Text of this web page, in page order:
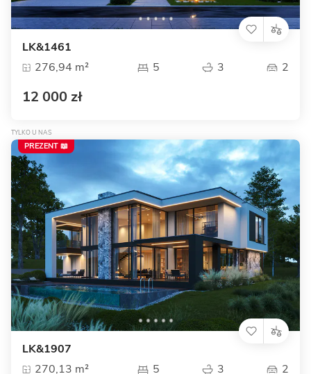
LK&1461
276,94 m²
5 3 2
12 000 zł
TYLKO U NAS
LK&1907
270,13 m²
5 3 2
PREZENT 📖